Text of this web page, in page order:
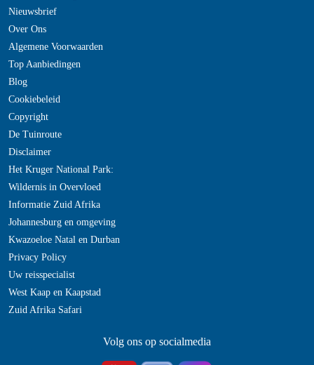
Nieuwsbrief
Over Ons
Algemene Voorwaarden
Top Aanbiedingen
Blog
Cookiebeleid
Copyright
De Tuinroute
Disclaimer
Het Kruger National Park:
Wildernis in Overvloed
Informatie Zuid Afrika
Johannesburg en omgeving
Kwazoeloe Natal en Durban
Privacy Policy
Uw reisspecialist
West Kaap en Kaapstad
Zuid Afrika Safari
Volg ons op socialmedia